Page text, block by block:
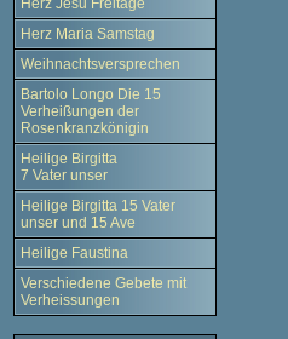
Herz Jesu Freitage
Herz Maria Samstag
Weihnachtsversprechen
Bartolo Longo Die 15
Verheißungen der
Rosenkranzkönigin
Heilige Birgitta
7 Vater unser
Heilige Birgitta 15 Vater
unser und 15 Ave
Heilige Faustina
Verschiedene Gebete mit
Verheissungen